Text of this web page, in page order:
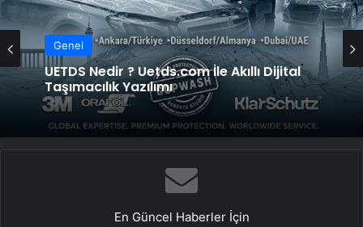
Genel
UETDS Nedir ? Uetds.com İle Akıllı Dijital
Taşımacılık Yazılımı
En Güncel Haberler İçin